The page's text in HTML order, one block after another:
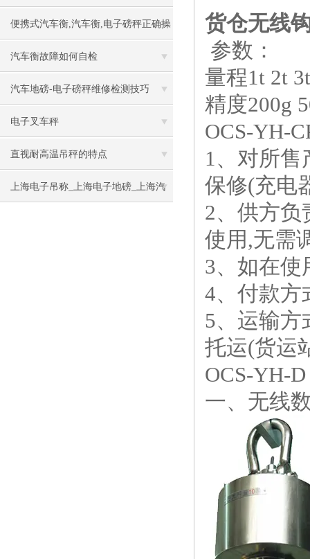
便携式汽车衡,汽车衡,电子磅秤正确操
作指南
汽车衡故障如何自检
汽车地磅-电子磅秤维修检测技巧
电子叉车秤
直视耐高温吊秤的特点
上海电子吊称_上海电子地磅_上海汽
货仓无线
参数：
量程1t 2t 3t
精度200g
OCS-YH-
1、对所售
保修(充电
2、供方负
使用,无需
3、如在使
4、付款方
5、运输方
托运(货运
OCS-YH-
一、无线